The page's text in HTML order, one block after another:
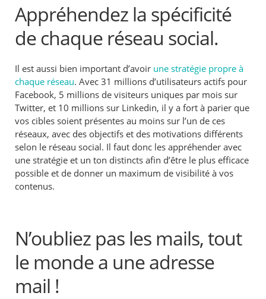
Appréhendez la spécificité
de chaque réseau social.
Il est aussi bien important d’avoir une stratégie propre à
chaque réseau. Avec 31 millions d’utilisateurs actifs pour
Facebook, 5 millions de visiteurs uniques par mois sur
Twitter, et 10 millions sur Linkedin, il y a fort à parier que
vos cibles soient présentes au moins sur l’un de ces
réseaux, avec des objectifs et des motivations différents
selon le réseau social. Il faut donc les appréhender avec
une stratégie et un ton distincts afin d’être le plus efficace
possible et de donner un maximum de visibilité à vos
contenus.
N’oubliez pas les mails, tout
le monde a une adresse
mail !